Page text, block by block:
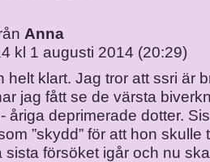
Anna
kl 1 augusti 2014 (20:29)
helt klart. Jag tror att ssri är
jag fått se de värsta
åriga deprimerade dotter.
”skydd” för att hon skulle
sista försöket igår och nu